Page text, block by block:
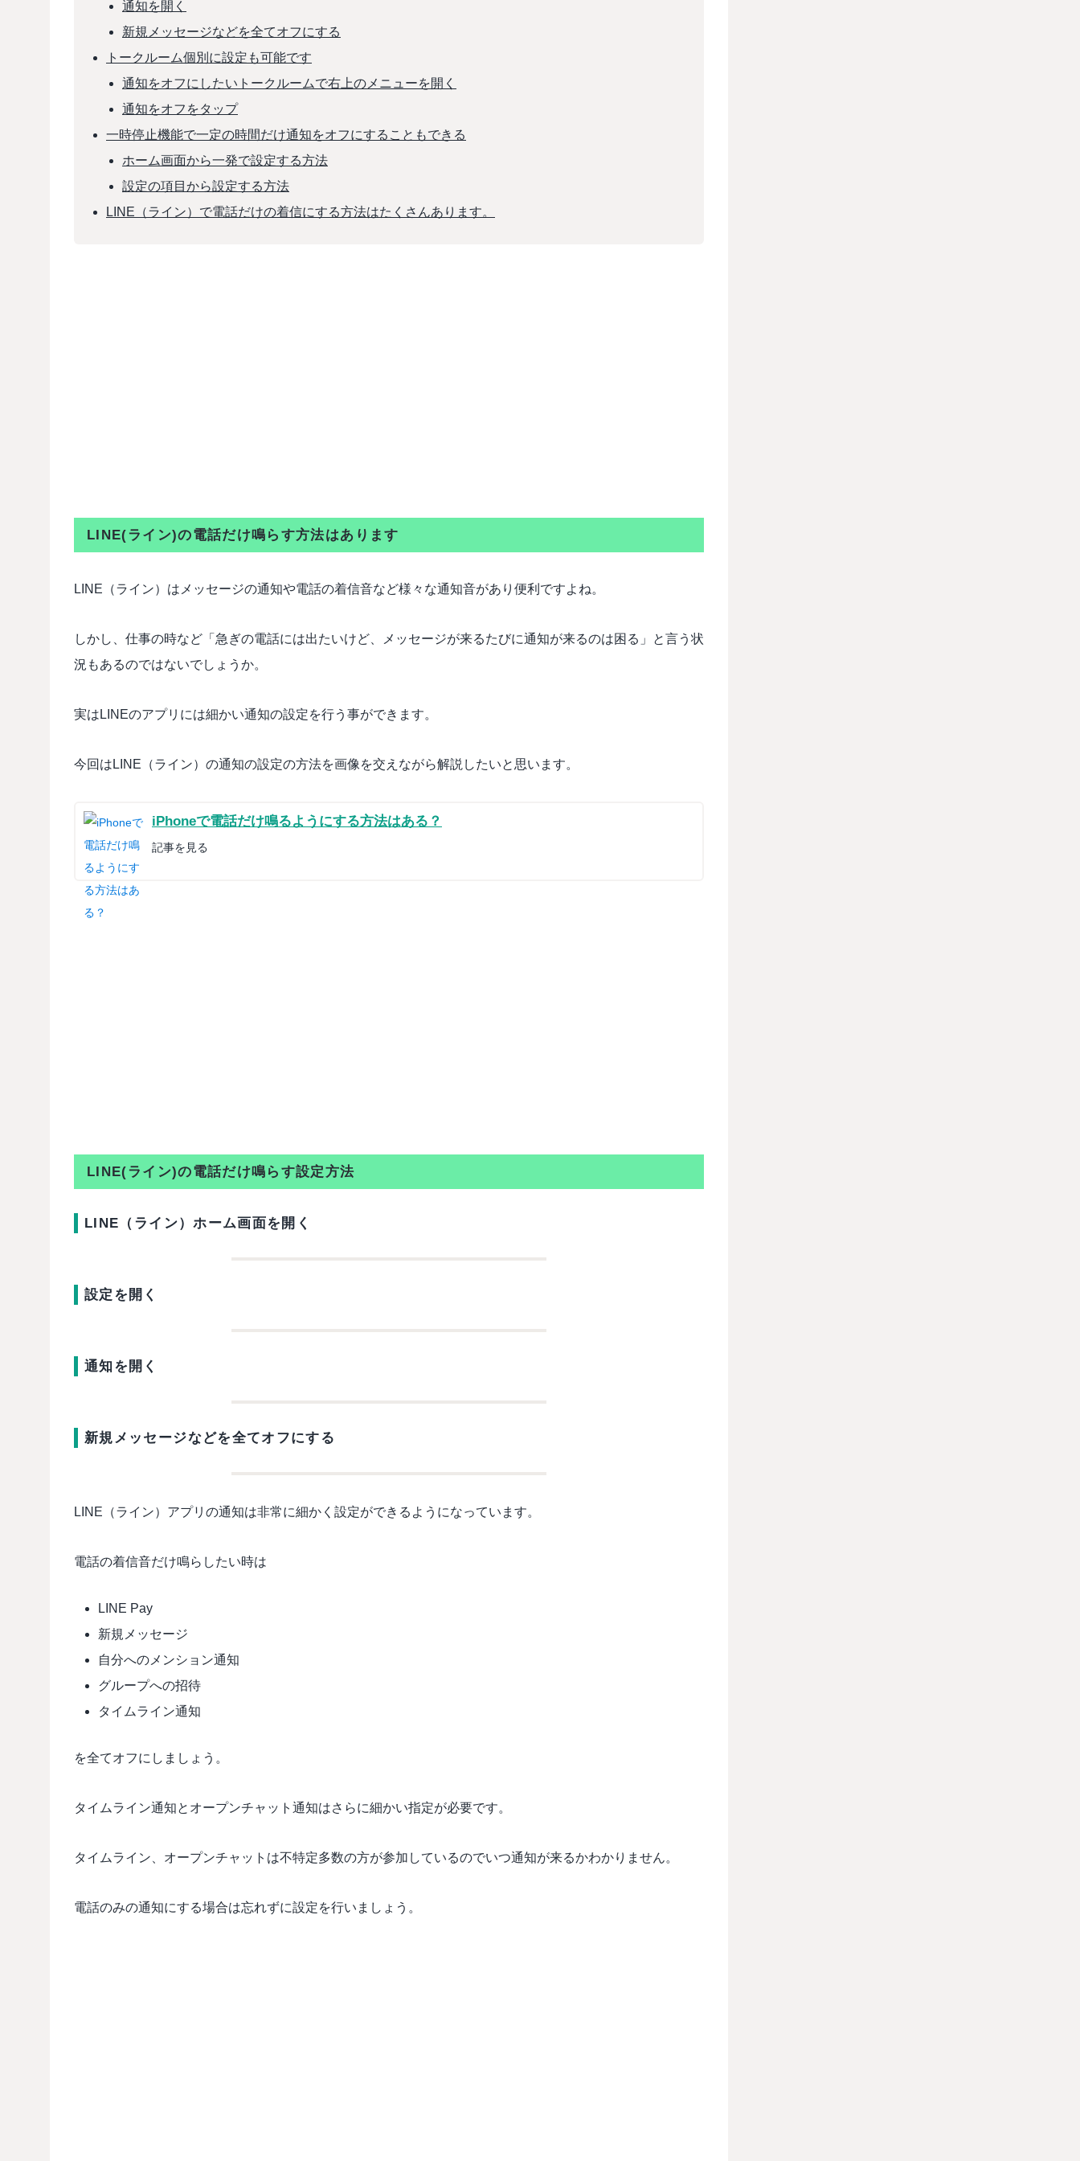
通知を開く
新規メッセージなどを全てオフにする
トークルーム個別に設定も可能です
通知をオフにしたいトークルームで右上のメニューを開く
通知をオフをタップ
一時停止機能で一定の時間だけ通知をオフにすることもできる
ホーム画面から一発で設定する方法
設定の項目から設定する方法
LINE（ライン）で電話だけの着信にする方法はたくさんあります。
LINE(ライン)の電話だけ鳴らす方法はあります
LINE（ライン）はメッセージの通知や電話の着信音など様々な通知音があり便利ですよね。
しかし、仕事の時など「急ぎの電話には出たいけど、メッセージが来るたびに通知が来るのは困る」と言う状
況もあるのではないでしょうか。
実はLINEのアプリには細かい通知の設定を行う事ができます。
今回はLINE（ライン）の通知の設定の方法を画像を交えながら解説したいと思います。
iPhoneで電話だけ鳴るようにする方法はある？
記事を見る
LINE(ライン)の電話だけ鳴らす設定方法
LINE（ライン）ホーム画面を開く
設定を開く
通知を開く
新規メッセージなどを全てオフにする
LINE（ライン）アプリの通知は非常に細かく設定ができるようになっています。
電話の着信音だけ鳴らしたい時は
LINE Pay
新規メッセージ
自分へのメンション通知
グループへの招待
タイムライン通知
を全てオフにしましょう。
タイムライン通知とオープンチャット通知はさらに細かい指定が必要です。
タイムライン、オープンチャットは不特定多数の方が参加しているのでいつ通知が来るかわかりません。
電話のみの通知にする場合は忘れずに設定を行いましょう。